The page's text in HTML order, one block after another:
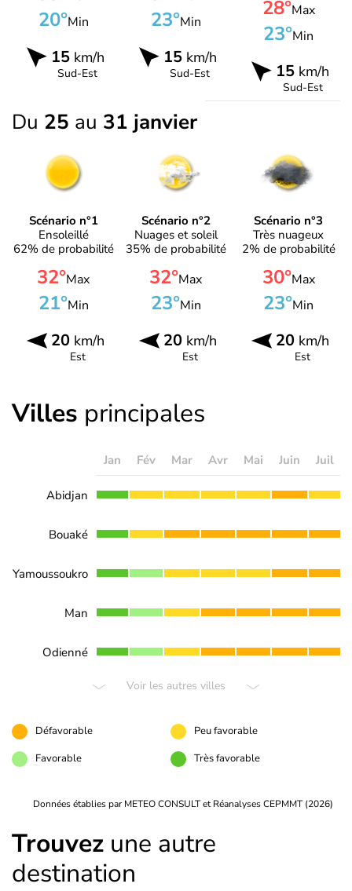
20°Min
15km/h
Sud-Est
23°Min
15km/h
Sud-Est
28°Max
23°Min
15 km/h
Sud-Est
Du 25 au 31 janvier
Scénario n°1
Ensoleillé
62% de probabilité
32°Max
21°Min
20km/h
Est
Scénario n°2
Nuages et soleil
35% de probabilité
32°Max
23°Min
20km/h
Est
Scénario n°3
Très nuageux
2% de probabilité
30°Max
23°Min
20 km/h
Est
Villes principales
Jan Fév Mar Avr Mai Juin Juil
Abidjan
Bouaké
Yamoussoukro
Man
Odienné
Voir les autres villes
Défavorable
Peu favorable
Favorable
Très favorable
Données établies par METEO CONSULT et Réanalyses CEPMMT (2026)
Trouvez une autre
destination